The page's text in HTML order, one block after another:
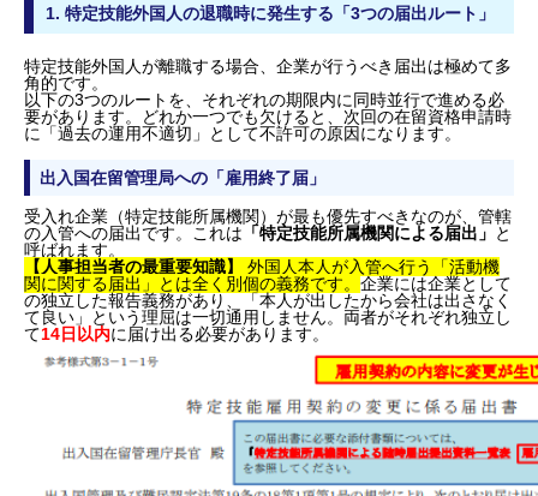
1. 特定技能外国人の退職時に発生する「3つの届出ルート」
特定技能外国人が離職する場合、企業が行うべき届出は極めて多
角的です。
以下の3つのルートを、それぞれの期限内に同時並行で進める必
要があります。どれか一つでも欠けると、次回の在留資格申請時
に「過去の運用不適切」として不許可の原因になります。
出入国在留管理局への「雇用終了届」
受入れ企業（特定技能所属機関）が最も優先すべきなのが、管轄
の入管への届出です。これは 「特定技能所属機関による届出」 と
呼ばれます。
【人事担当者の最重要知識】
外国人本人が入管へ行う「活動機
関に関する届出」とは全く別個の義務です。 企業には企業として
の独立した報告義務があり、「本人が出したから会社は出さなく
て良い」という理屈は一切通用しません。両者がそれぞれ独立し
て14日以内に届け出る必要があります。